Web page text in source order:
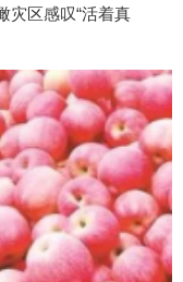
灾区感叹“活着真